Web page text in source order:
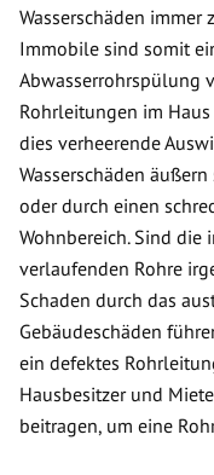
Wasserschäden immer
Immobile sind somit
Abwasserrohrspülung
Rohrleitungen im
dies verheerende
Wasserschäden
oder durch einen
Wohnbereich. Sind die
verlaufenden Rohre
Schaden durch das
Gebäudeschäden
ein defektes
Hausbesitzer und
beitragen, um eine